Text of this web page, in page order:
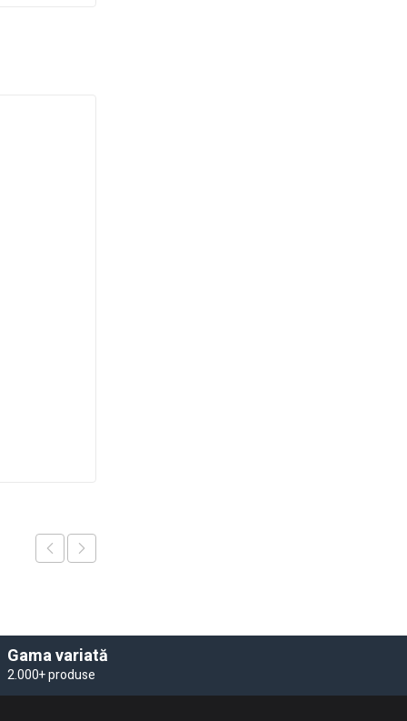
Gama variată
2.000+ produse